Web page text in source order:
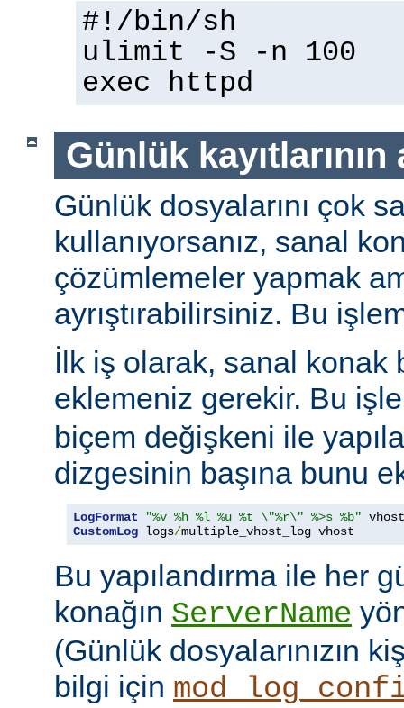
#!/bin/sh
ulimit -S -n 100
exec httpd
Günlük kayıtlarının
Günlük dosyalarını çok
kullanıyorsanız, sanal
çözümlemeler yapmak
ayrıştırabilirsiniz. Bu
İlk iş olarak, sanal
eklemeniz gerekir. Bu
biçem değişkeni ile
dizgesinin başına bunu
LogFormat
"%v %h %l %u %t \"%r\" %>s %b"
CustomLog logs/multiple_vhost_log vhost
Bu yapılandırma ile her
konağın ServerName
(Günlük dosyalarınızın
bilgi için